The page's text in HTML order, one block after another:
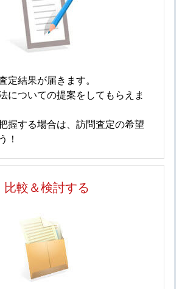
定結果が届きます。
についての提案をしてもらえま
握する場合は、訪問査定の希望
！
比較＆検討する